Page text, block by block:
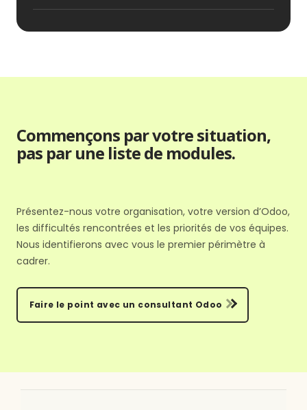
Commençons par votre situation,
pas par une liste de modules.
Présentez-nous votre organisation, votre version d’Odoo,
les difficultés rencontrées et les priorités de vos équipes.
Nous identifierons avec vous le premier périmètre à
cadrer.
Faire le point avec un consultant Odoo